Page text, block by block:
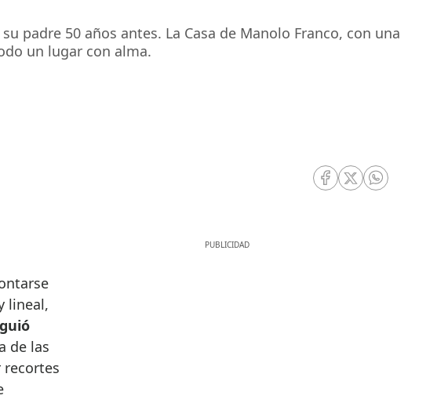
padre 50 años antes. La Casa de Manolo Franco, con una
un lugar con alma.
RRSS Facebook
RRSS Twitter
RRSS
lineal,
de las